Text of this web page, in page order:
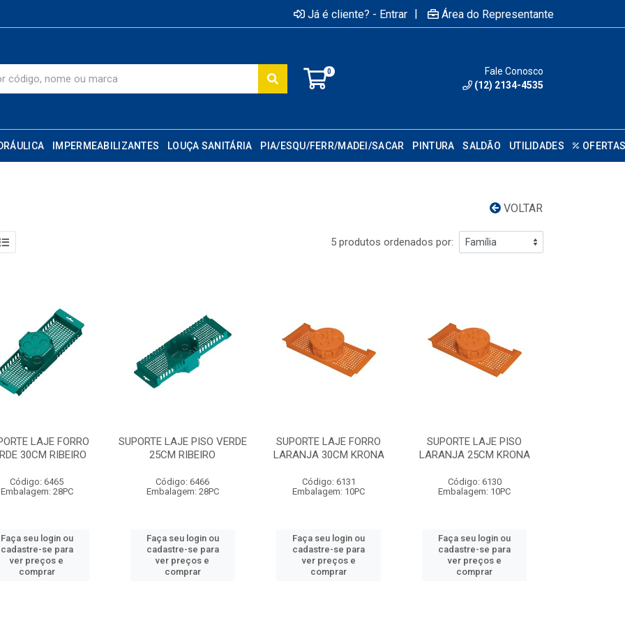
Já é cliente? - Entrar | Área do Representante
0
Fale Conosco
(12) 2134-4535
IMPERMEABILIZANTES LOUÇA SANITÁRIA PIA/ESQU/FERR/MADEI/SACAR PINTURA SALDÃO UTILIDADES
VOLTAR
5 produtos ordenados por:
LAJE FORRO
30CM RIBEIRO
Código: 6465
Embalagem: 28PC
Faça seu login ou
cadastre-se para
ver preços e
comprar
SUPORTE LAJE PISO VERDE
25CM RIBEIRO
Código: 6466
Embalagem: 28PC
Faça seu login ou
cadastre-se para
ver preços e
comprar
SUPORTE LAJE FORRO
LARANJA 30CM KRONA
Código: 6131
Embalagem: 10PC
Faça seu login ou
cadastre-se para
ver preços e
comprar
SUPORTE LAJE PISO
LARANJA 25CM KRONA
Código: 6130
Embalagem: 10PC
Faça seu login ou
cadastre-se para
ver preços e
comprar